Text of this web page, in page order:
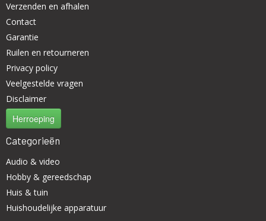
Verzenden en afhalen
Contact
Garantie
Ruilen en retourneren
Privacy policy
Veelgestelde vragen
Disclaimer
Herroeping
Categorieën
Audio & video
Hobby & gereedschap
Huis & tuin
Huishoudelijke apparatuur